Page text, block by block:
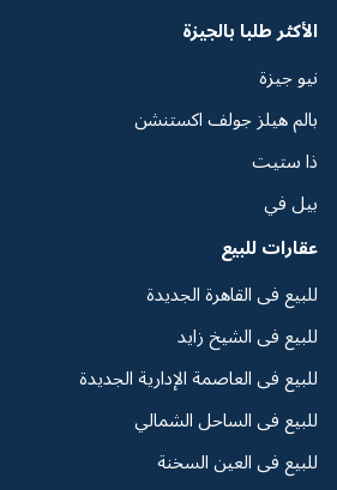
الأكثر طلبا بالجيزة
نيو جيزة
بالم هيلز جولف اكستنشن
ذا ستيت
بيل في
عقارات للبيع
للبيع فى القاهرة الجديدة
للبيع فى الشيخ زايد
للبيع فى العاصمة الإدارية الجديدة
للبيع فى الساحل الشمالي
للبيع فى العين السخنة